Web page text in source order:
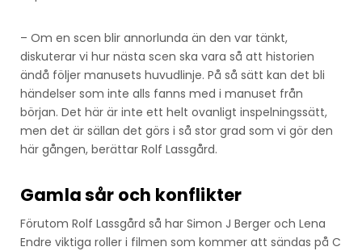
– Om en scen blir annorlunda än den var tänkt,
diskuterar vi hur nästa scen ska vara så att historien
ändå följer manusets huvudlinje. På så sätt kan det bli
händelser som inte alls fanns med i manuset från
början. Det här är inte ett helt ovanligt inspelningssätt,
men det är sällan det görs i så stor grad som vi gör den
här gången, berättar Rolf Lassgård.
Gamla sår och konflikter
Förutom Rolf Lassgård så har Simon J Berger och Lena
Endre viktiga roller i filmen som kommer att sändas på C